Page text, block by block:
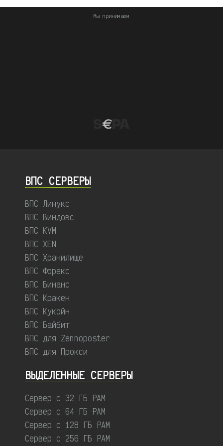
Мы принимаем
ВПС СЕРВЕРЫ
ВПС Линукс
ВПС Виндовс
ВПС KVM
ВПС XEN
ВПС Хранилище
ВПС Форекс
ВПС Бинанс
ВПС Кракен
ВПС Кукойн
ВПС Байбит
ВПС для Zennoposter
ВПС для Прокси
ВЫДЕЛЕННЫЕ CЕРВЕРЫ
Сервер с 32 ГБ РАМ
Сервер с 64 ГБ РАМ
Сервер с 128 ГБ РАМ
Сервер с 256 ГБ РАМ